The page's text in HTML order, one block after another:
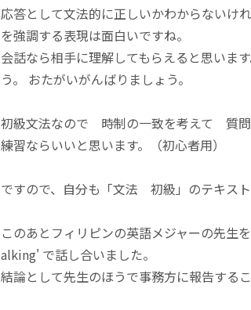
応答として文法的に正しいかわからない
を強調する表現は面白いですね。
会話なら相手に理解してもらえると思いま
う。 おたがいがんばりましょう。
初級文法なので 時制の一致を考えて 質
練習ならいいと思います。（初心者用）
ですので、自分も「文法 初級」のテキス
このあとフィリピンの英語メジャーの先生
alking' で話し合いました。
結論として先生のほうで事務方に報告する